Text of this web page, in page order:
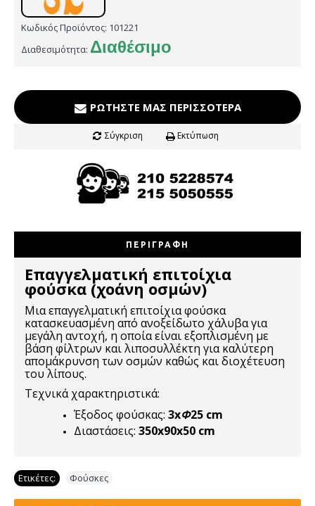
Κωδικός Προϊόντος: 101221
Διαθεσιμότητα: Διαθέσιμο
ΡΩΤΉΣΤΕ ΜΑΣ ΠΕΡΙΣΣΌΤΕΡΑ
Σύγκριση Εκτύπωση
ΠΕΡΙΓΡΑΦΉ
Επαγγελματική επιτοίχια
φούσκα (χοάνη οσμών)
Μια επαγγελματική επιτοίχια φούσκα
κατασκευασμένη από ανοξείδωτο χάλυβα για
μεγάλη αντοχή, η οποία είναι εξοπλισμένη με
βάση φίλτρων και λιποσυλλέκτη για καλύτερη
απομάκρυνση των οσμών καθώς και διοχέτευση
του λίπους.
Τεχνικά χαρακτηριστικά:
Έξοδος φούσκας: 3xΦ25 cm
Διαστάσεις: 350x90x50 cm
Ετικέτες: Φούσκες